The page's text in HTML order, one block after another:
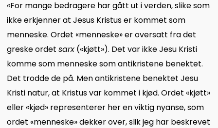
«For mange bedragere har gått ut i verden, slike som
ikke erkjenner at Jesus Kristus er kommet som
menneske. Ordet «menneske» er oversatt fra det
greske ordet sarx(«kjøtt»). Det var ikke Jesu Kristi
komme som menneske som antikristene benektet.
Det trodde de på. Men antikristene benektet Jesu
Kristi natur, at Kristus var kommet i kjød. Ordet «kjøtt»
eller «kjød» representerer her en viktig nyanse, som
ordet «menneske» dekker over, slik jeg har beskrevet